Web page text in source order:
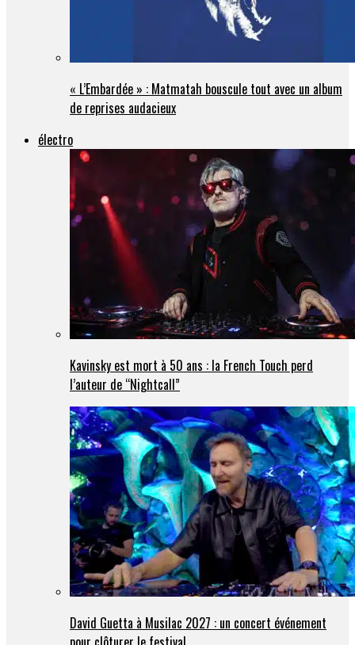
« L’Embardée » : Matmatah bouscule tout avec un album
de reprises audacieux
électro
Kavinsky est mort à 50 ans : la French Touch perd
l’auteur de “Nightcall”
David Guetta à Musilac 2027 : un concert événement